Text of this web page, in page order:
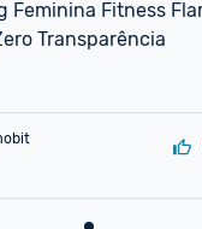
Feminina Fitness
Transparência